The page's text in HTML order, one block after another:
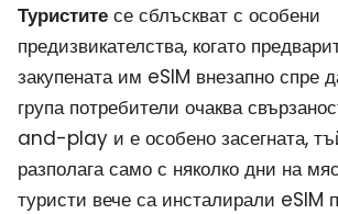
Туристите се сблъскват с особени
предизвикателства, когато
закупената им eSIM внезапно спре
група потребители очаква
and-play и е особено засегната,
разполага само с няколко дни на
туристи вече са инсталирали eSIM